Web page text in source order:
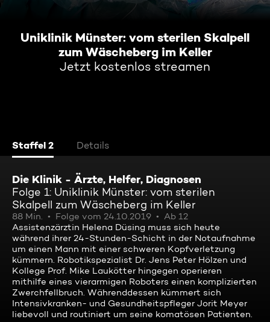
Uniklinik Münster: vom sterilen Skalpell
zum Wäscheberg im Keller
Jetzt kostenlos streamen
Staffel 2 Details
Die Klinik - Ärzte, Helfer, Diagnosen
Folge 1: Uniklinik Münster: vom sterilen
Skalpell zum Wäscheberg im Keller
88 Min. Folge vom 24.10.2019
Ab 12
Assistenzärztin Helena Düsing muss sich heute
während ihrer 24-Stunden-Schicht in der Notaufnahme
um einen Mann mit einer schweren Kopfverletzung
kümmern. Robotikspezialist Dr. Jens Peter Hölzen und
Kollege Prof. Mike Laukötter hingegen operieren
mithilfe eines vierarmigen Roboters einen komplizierten
Zwerchfellbruch. Währenddessen kümmert sich
Intensivkranken- und Gesundheitspfleger Jorit Meyer
liebevoll und routiniert um seine komatösen Patienten.